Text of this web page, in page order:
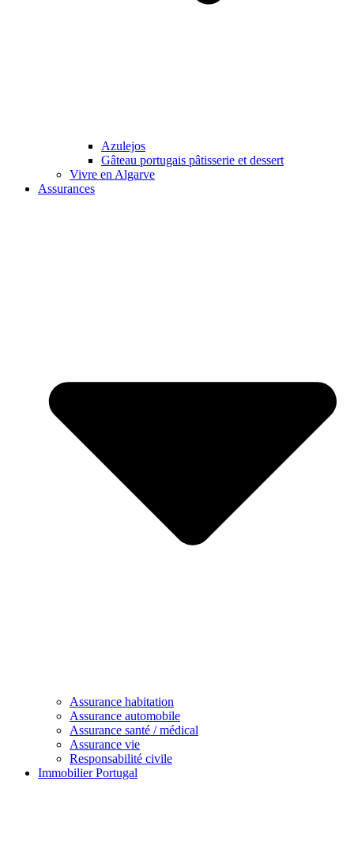
Azulejos
Gâteau portugais pâtisserie et dessert
Vivre en Algarve
Assurances
Assurance habitation
Assurance automobile
Assurance santé / médical
Assurance vie
Responsabilité civile
Immobilier Portugal